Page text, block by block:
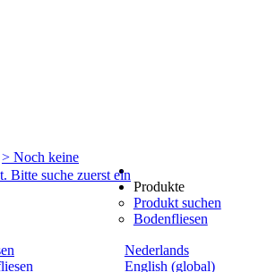
> Noch keine
Bitte suche zuerst ein
Nederlands
English (global)
Produkte
Produkt suchen
Bodenfliesen